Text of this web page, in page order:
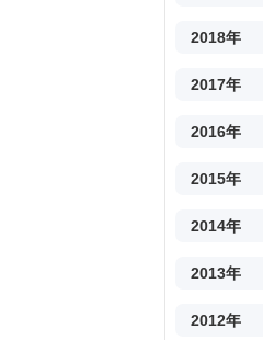
2018年
2017年
2016年
2015年
2014年
2013年
2012年